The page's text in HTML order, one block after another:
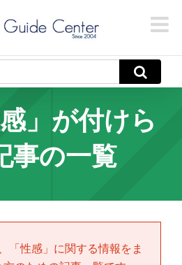
」が付けら
事の一覧
「性感」に関する情報をま